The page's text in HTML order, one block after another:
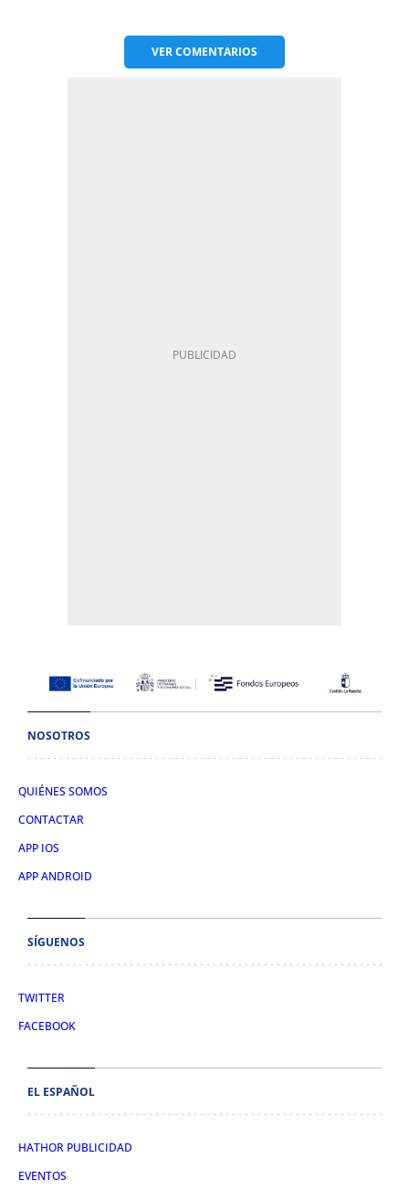
VERCOMENTARIOS
NOSOTROS
QUIÉNES SOMOS
CONTACTAR
APP IOS
APP ANDROID
SÍGUENOS
TWITTER
FACEBOOK
EL ESPAÑOL
HATHOR PUBLICIDAD
EVENTOS